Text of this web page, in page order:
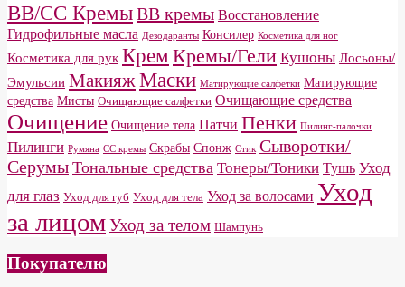
BB/CC КремыBB кремы Восстановление
Гидрофильные масла Дезодаранты Консилер Косметика для ног
Косметика для рук Крем Кремы/Гели Кушоны Лосьоны/
Эмульсии Макияж Маски Матирующие салфетки Матирующие
средства Мисты Очищающие салфетки Очищающие средства
Очищение Очищение тела Патчи Пенки Пилинг-палочки
Пилинги Румяна СС кремы Скрабы Спонж Стик Сыворотки/
Серумы Тональные средства Тонеры/Тоники Тушь Уход
для глаз Уход для губ Уход для тела Уход за волосами Уход
за лицомУход за телом Шампунь
Покупателю